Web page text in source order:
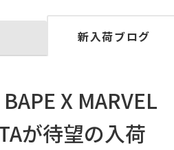
新入荷ブログ
X MARVEL
が待望の入荷